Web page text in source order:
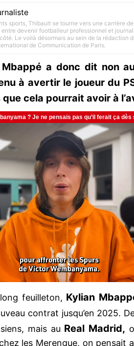
sports, Thibault se tourne vers une carrière
devenir footballeur professionnel et
Le voilà désormais au sein de la rédaction
de Communication de Paris.
a donc dit non
à avertir le joueur du
cela pourrait avoir à
feuilleton, Kylian
contrat jusqu’en 2025.
mais au Real Madrid,
les Merengue, on pensait